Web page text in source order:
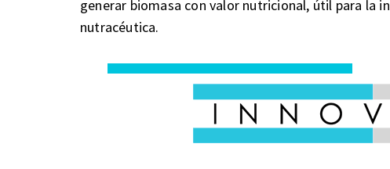
generar biomasa con valor nutricional, útil para la
nutracéutica.